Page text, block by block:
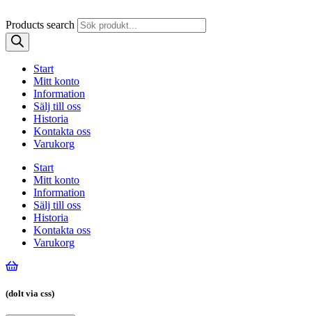
Products search
Start
Mitt konto
Information
Sälj till oss
Historia
Kontakta oss
Varukorg
Start
Mitt konto
Information
Sälj till oss
Historia
Kontakta oss
Varukorg
(dolt via css)